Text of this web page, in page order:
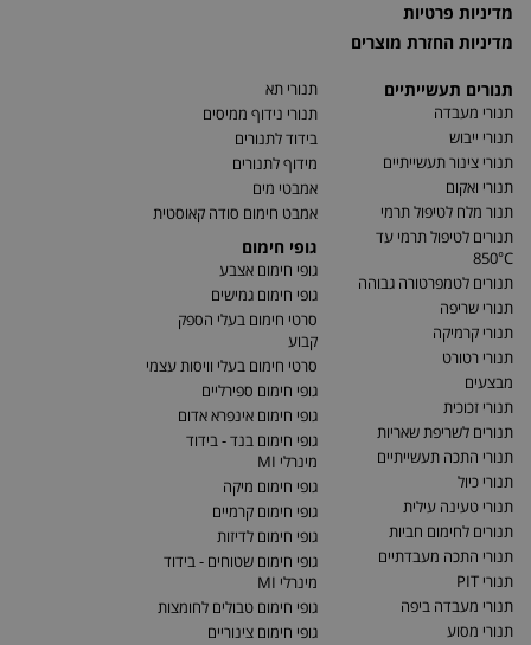
מדיניות פרטיות
מדיניות החזרת מוצרים
תנורים תעשייתיים
תנורי מעבדה
תנורי ייבוש
תנורי צינור תעשייתיים
תנורי ואקום
תנור מלח לטיפול תרמי
תנורים לטיפול תרמי עד
850°C
תנורים לטמפרטורה גבוהה
תנורי שריפה
תנורי קרמיקה
תנורי רטורט
מבצעים
תנורי זכוכית
תנורים לשריפת שאריות
תנורי התכה תעשייתיים
תנורי כיול
תנורי טעינה עילית
תנורים לחימום חביות
תנורי התכה מעבדתיים
תנורי PIT
תנורי מעבדה ביפה
תנורי מסוע
תנורי תא
תנורי נידוף ממיסים
בידוד לתנורים
מידוף לתנורים
אמבטי מים
אמבט חימום סודה קאוסטית
גופי חימום
גופי חימום אצבע
גופי חימום גמישים
סרטי חימום בעלי הספק
קבוע
סרטי חימום בעלי וויסות עצמי
גופי חימום ספירליים
גופי חימום אינפרא אדום
גופי חימום בנד - בידוד
מינרלי MI
גופי חימום מיקה
גופי חימום קרמיים
גופי חימום לדיזות
גופי חימום שטוחים - בידוד
מינרלי MI
גופי חימום טבולים לחומצות
גופי חימום צינוריים